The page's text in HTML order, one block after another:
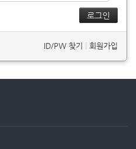
ID/PW 찾기 회원가입